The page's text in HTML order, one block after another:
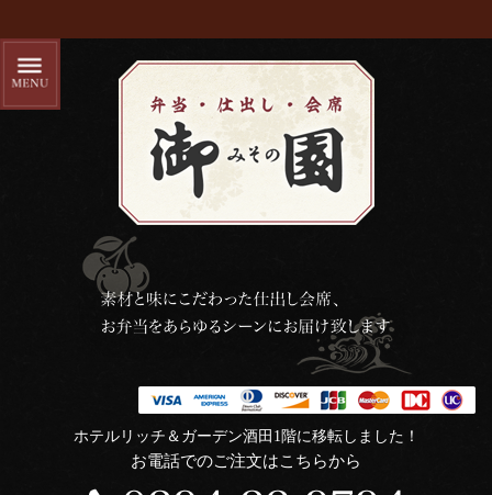
ホテルリッチ＆ガーデン酒田1階に移転しました！
お電話でのご注文はこちらから